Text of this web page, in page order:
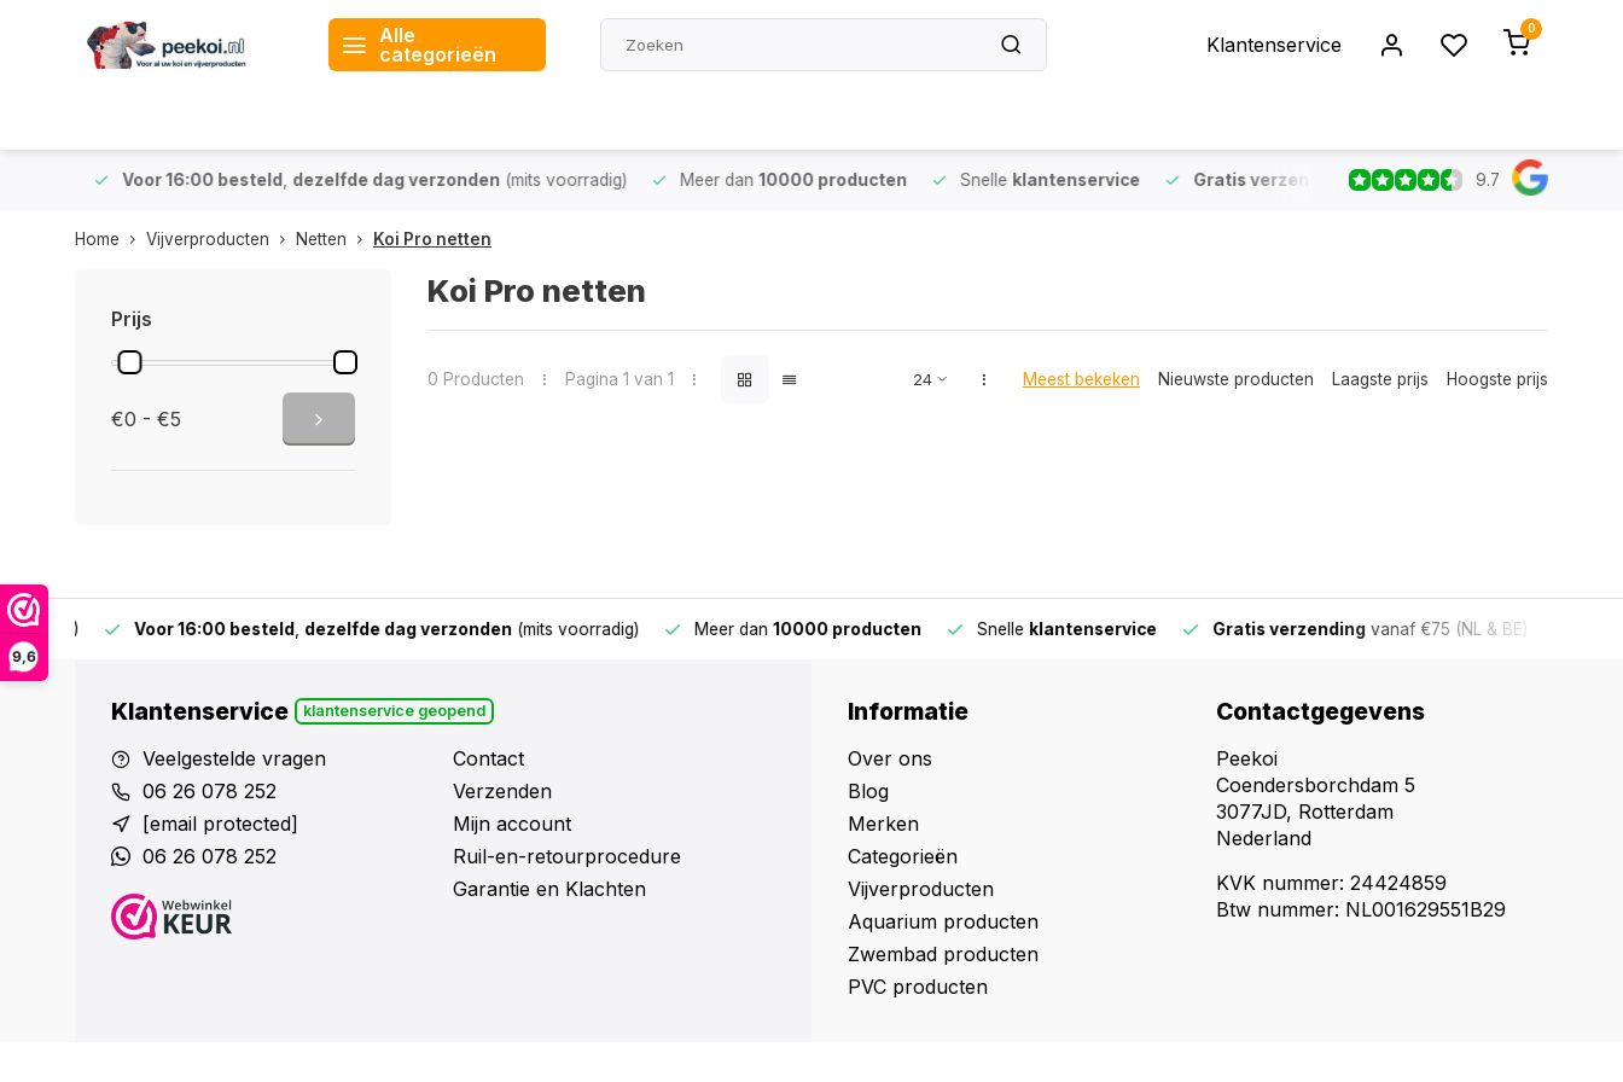
9,6
Alle
categorieën
Klantenservice
0
Voor 16:00 besteld,dezelfde dag verzonden(mits voorradig) Meer dan10000 producten Snelle klantenservice Gratis verzending vanaf €75 (NL & BE) Voor
9.7
Home Vijverproducten Netten Koi Pro netten
Prijs
€0 - €5
Koi Pro netten
0 Producten Pagina 1 van 1 Meest bekeken Nieuwste producten Laagste prijs Hoogste prijs
BE) Voor 16:00 besteld,dezelfde dag verzonden(mits voorradig) Meer dan10000 producten Snelleklantenservice Gratis verzendingvanaf €75 (NL & BE)
Klantenservice klantenservice geopend
Veelgestelde vragen
06 26 078 252
[email protected]
06 26 078 252
Contact
Verzenden
Mijn account
Ruil-en-retourprocedure
Garantie en Klachten
Informatie
Over ons
Blog
Merken
Categorieën
Vijverproducten
Aquarium producten
Zwembad producten
PVC producten
Contactgegevens
Peekoi
Coendersborchdam 5
3077JD, Rotterdam
Nederland
KVK nummer: 24424859
Btw nummer: NL001629551B29